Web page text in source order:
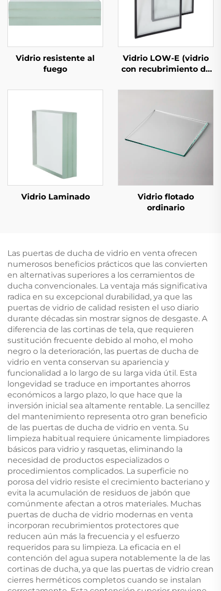
Vidrio resistente al
fuego
Vidrio LOW-E (vidrio
con recubrimiento de
Vidrio Laminado
Vidrio flotado
ordinario
Las puertas de ducha de vidrio en venta ofrecen
numerosos beneficios prácticos que las convierten
en alternativas superiores a los cerramientos de
ducha convencionales. La ventaja más significativa
radica en su excepcional durabilidad, ya que las
puertas de vidrio de calidad resisten el uso diario
durante décadas sin mostrar signos de desgaste. A
diferencia de las cortinas de tela, que requieren
sustitución frecuente debido al moho, el moho
negro o la deterioración, las puertas de ducha de
vidrio en venta conservan su apariencia y
funcionalidad a lo largo de su larga vida útil. Esta
longevidad se traduce en importantes ahorros
económicos a largo plazo, lo que hace que la
inversión inicial sea altamente rentable. La sencillez
del mantenimiento representa otro gran beneficio
de las puertas de ducha de vidrio en venta. Su
limpieza habitual requiere únicamente limpiadores
básicos para vidrio y rasquetas, eliminando la
necesidad de productos especializados o
procedimientos complicados. La superficie no
porosa del vidrio resiste el crecimiento bacteriano y
evita la acumulación de residuos de jabón que
comúnmente afectan a otros materiales. Muchas
puertas de ducha de vidrio modernas en venta
incorporan recubrimientos protectores que
reducen aún más la frecuencia y el esfuerzo
requeridos para su limpieza. La eficacia en el
contención del agua supera notablemente la de las
cortinas de ducha, ya que las puertas de vidrio crean
cierres herméticos completos cuando se instalan